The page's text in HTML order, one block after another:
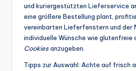
und kuriergestützten Lieferservice
eine größere Bestellung plant,
vereinbarten Lieferfenstern und der
individuelle Wünsche wie glutenfreie
Cookiesanzugeben.
Tipps zur Auswahl: Achte auf frisch